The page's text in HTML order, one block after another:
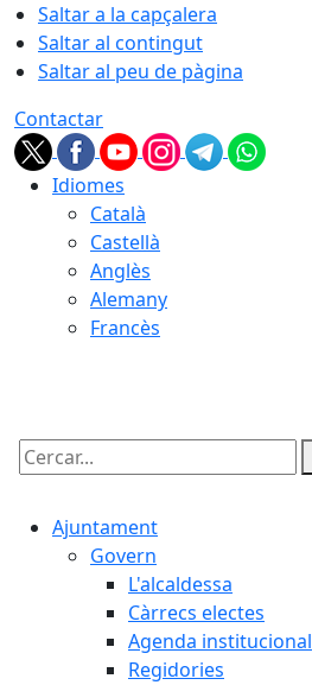
Saltar a la capçalera
Saltar al contingut
Saltar al peu de pàgina
Contactar
Idiomes
Català
Castellà
Anglès
Alemany
Francès
Cercar:
Ajuntament
Govern
L'alcaldessa
Càrrecs electes
Agenda institucional
Regidories